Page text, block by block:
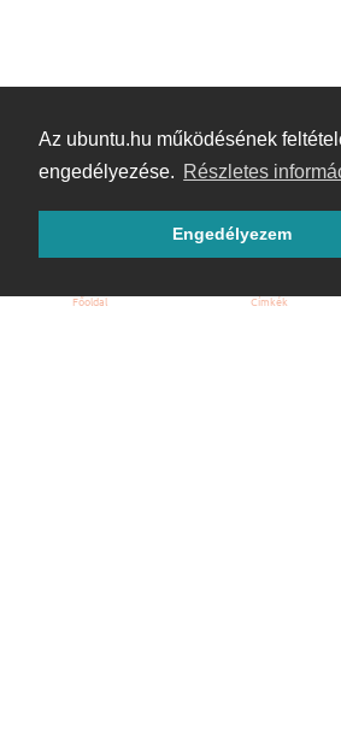
Az ubuntu.hu működésének
engedélyezése. Részletes
Engedélyezem
Főoldal Címkék